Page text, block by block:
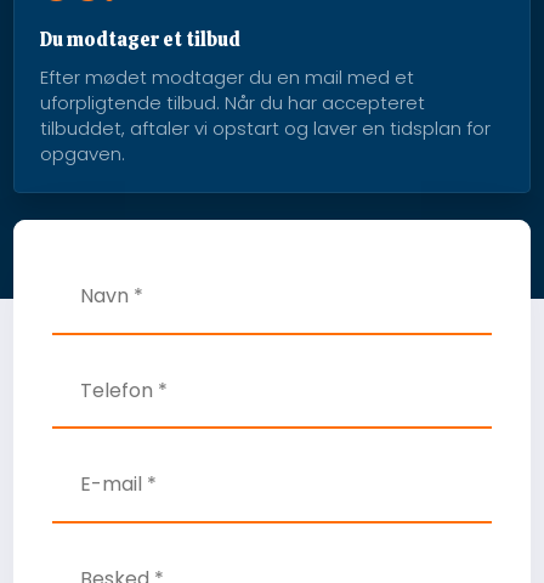
Du modtager et tilbud
Efter mødet modtager du en mail med et
uforpligtende tilbud. Når du har accepteret
tilbuddet, aftaler vi opstart og laver en tidsplan for
opgaven.